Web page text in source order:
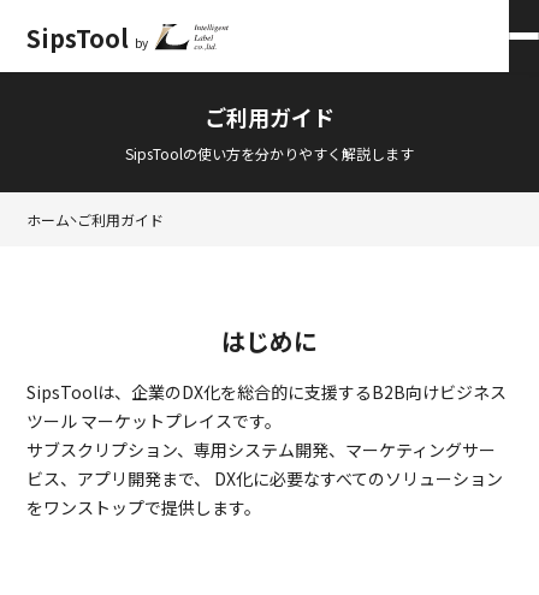
SipsTool by
会員ログイン
ご利用ガイド
SipsToolの使い方を分かりやすく解説します
ホーム ご利用ガイド
はじめに
SipsToolは、企業のDX化を総合的に支援するB2B向けビジネス
ツール マーケットプレイスです。
サブスクリプション、専用システム開発、マーケティングサー
ビス、アプリ開発まで、 DX化に必要なすべてのソリューション
をワンストップで提供します。